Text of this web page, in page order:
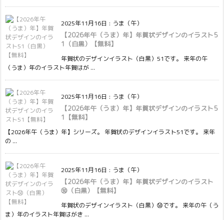
2025年11月16日 : うま（午）
【2026年午（うま）年】年賀状デザインのイラスト5
1（白黒）【無料】
年賀状のデザインイラスト（白黒）51です。 来年の午
（うま）年のイラスト年賀はが ...
2025年11月16日 : うま（午）
【2026年午（うま）年】年賀状デザインのイラスト5
1【無料】
【2026年午（うま）年】シリーズ。 年賀状のデザインイラスト51です。 来年
の ...
2025年11月16日 : うま（午）
【2026年午（うま）年】年賀状デザインのイラスト
㊿（白黒）【無料】
年賀状のデザインイラスト（白黒）㊿です。 来年の午（う
ま）年のイラスト年賀はがき ...